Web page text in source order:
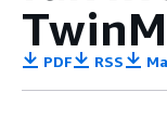
PDF RSS